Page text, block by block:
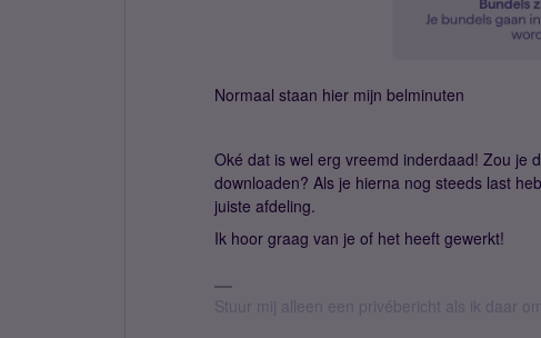
Normaal staan hier mijn belminuten
Oké dat is wel erg vreemd inderdaad! Zou je
downloaden? Als je hierna nog steeds last
juiste afdeling.
Ik hoor graag van je of het heeft gewerkt!
Stuur mij alleen een privébericht als ik daar